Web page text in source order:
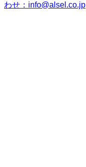
わせ：info@alsel.co.jp